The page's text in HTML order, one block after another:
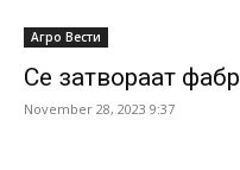
Агро Вести
Се затвораат
November 28, 2023 9:37